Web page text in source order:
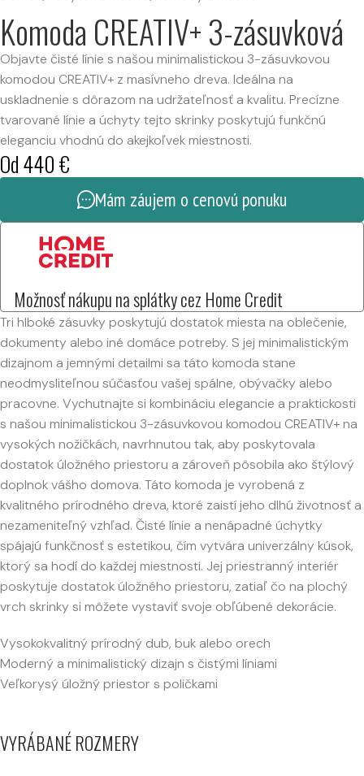
Komoda CREATIV+ 3-zásuvková
Objavte čisté línie s našou minimalistickou 3-zásuvkovou
komodou CREATIV+ z masívneho dreva. Ideálna na
uskladnenie s dôrazom na udržateľnosť a kvalitu. Precízne
tvarované línie a úchyty tejto skrinky poskytujú funkčnú
eleganciu vhodnú do akejkoľvek miestnosti.
Od440€
Mám záujem o cenovú ponuku
Možnosť nákupu na splátky cez Home Credit
Tri hlboké zásuvky poskytujú dostatok miesta na oblečenie,
dokumenty alebo iné domáce potreby. S jej minimalistickým
dizajnom a jemnými detailmi sa táto komoda stane
neodmysliteľnou súčasťou vašej spálne, obývačky alebo
pracovne. Vychutnajte si kombináciu elegancie a praktickosti
s našou minimalistickou 3-zásuvkovou komodou CREATIV+ na
vysokých nožičkách, navrhnutou tak, aby poskytovala
dostatok úložného priestoru a zároveň pôsobila ako štýlový
doplnok vášho domova. Táto komoda je vyrobená z
kvalitného prírodného dreva, ktoré zaistí jeho dlhú životnosť a
nezameniteľný vzhľad. Čisté línie a nenápadné úchytky
spájajú funkčnosť s estetikou, čím vytvára univerzálny kúsok,
ktorý sa hodí do každej miestnosti. Jej priestranný interiér
poskytuje dostatok úložného priestoru, zatiaľ čo na plochý
vrch skrinky si môžete vystaviť svoje obľúbené dekorácie.
Vysokokvalitný prírodný dub, buk alebo orech
Moderný a minimalistický dizajn s čistými líniami
Veľkorysý úložný priestor s poličkami
VYRÁBANÉ ROZMERY